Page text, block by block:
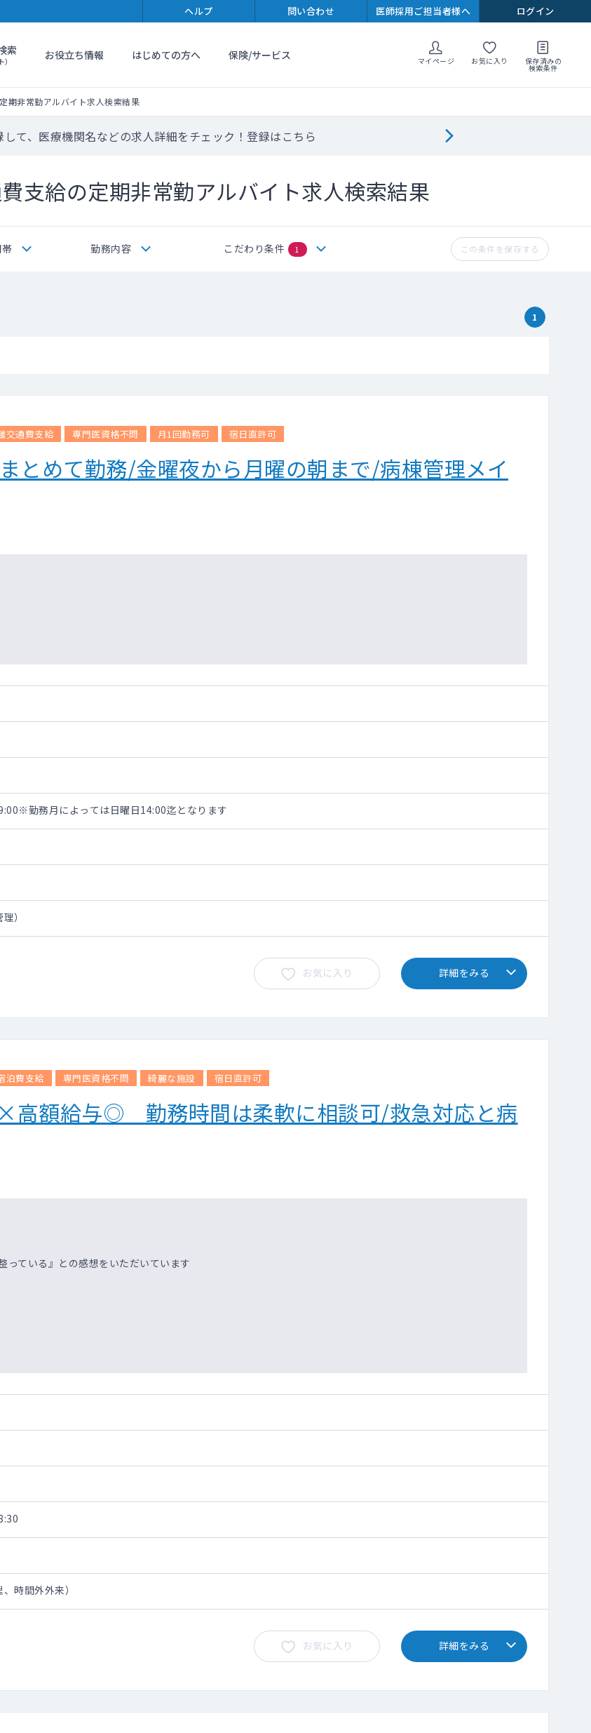
ヘルプ 問い合わせ 医師採用ご担当者様へ ログイン
索 お役立ち情報 はじめての方へ 保険/サービス マイページ お気に入り 保存済みの
検索条件
期非常勤アルバイト求人検索結果
して、医療機関名などの求人詳細をチェック！登録はこちら
支給の定期非常勤アルバイト求人検索結果
勤務内容 こだわり条件 1 この条件を保存する
1
交通費支給 専門医資格不問 月1回勤務可 宿日直許可
とめて勤務/金曜夜から月曜の朝まで/病棟管理メイ
勤務月によっては日曜日14:00迄となります
）
お気に入り 詳細をみる
泊費支給 専門医資格不問 綺麗な施設 宿日直許可
高額給与◎ 勤務時間は柔軟に相談可/救急対応と病
ている』との感想をいただいています
時間外外来）
お気に入り 詳細をみる